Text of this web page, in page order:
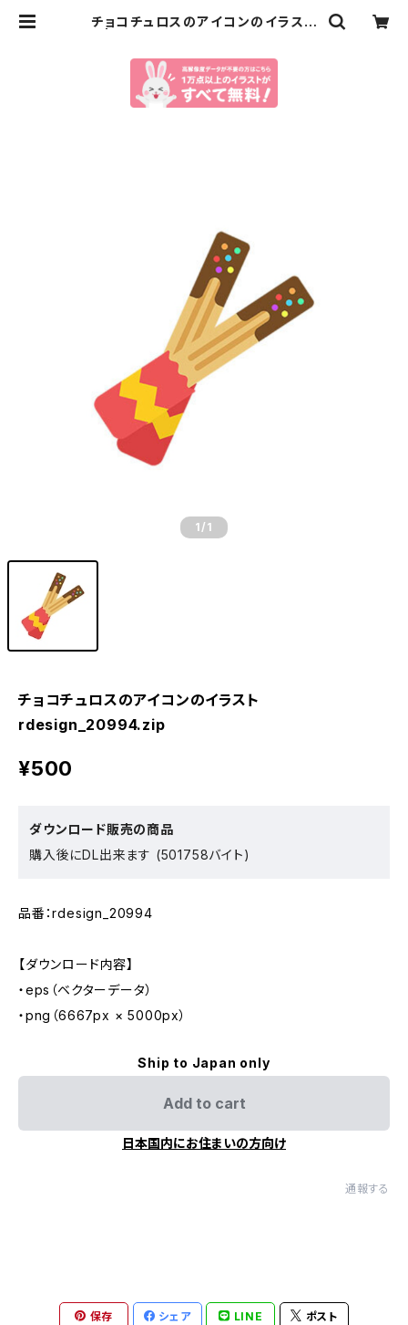
チョコチュロスのアイコンのイラスト
1 /1
チョコチュロスのアイコンのイラスト
rdesign_20994.zip
¥500
ダウンロード販売の商品
購入後にDL出来ます (501758バイト)
品番：rdesign_20994
【ダウンロード内容】
・eps（ベクターデータ）
・png（6667px × 5000px）
Ship to Japan only
Add to cart
日本国内にお住まいの方向け
通報する
保存 シェア LINE ポスト